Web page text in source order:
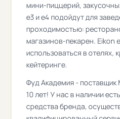
мини-пиццерий,
e3 и e4 подойдут для
проходимостью:
магазинов-пекарен. Eikon
использоваться в отелях,
кейтеринге.
Фуд Академия - поставщик
10 лет! У нас в наличии
средства бренда,